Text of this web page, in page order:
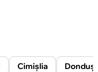
Cimișlia